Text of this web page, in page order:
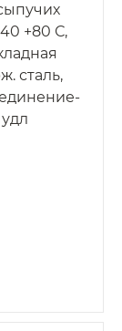
+80 С,
сталь,